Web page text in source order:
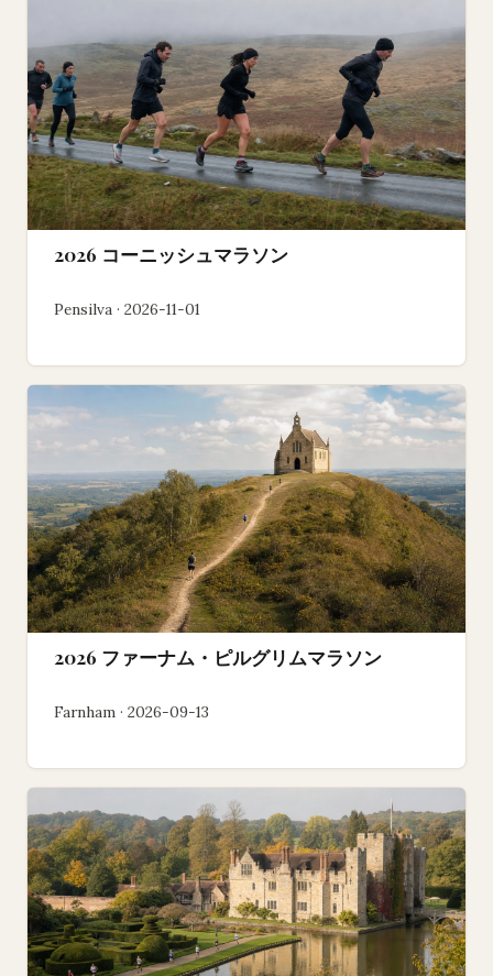
2026 コーニッシュマラソン
Pensilva · 2026-11-01
2026 ファーナム・ピルグリムマラソン
Farnham · 2026-09-13